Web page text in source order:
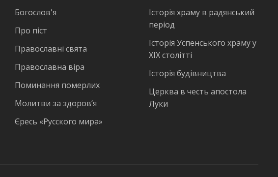
Богослов'я
Про піст
Православні свята
Православна віра
Поминання померлих
Молитви за здоров’я
Єресь «Русского мира»
Історія храму в радянський
період
Історія Успенського храму у
ХІХ столітті
Історія будівництва
Церква в честь апостола
Луки